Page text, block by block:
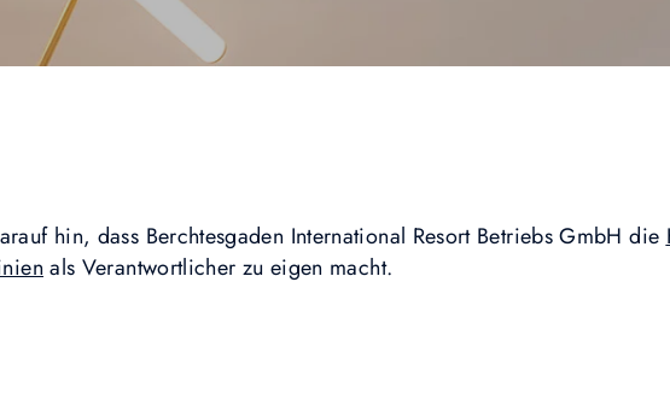
hin, dass Berchtesgaden International Resort Betriebs GmbH die
als Verantwortlicher zu eigen macht.